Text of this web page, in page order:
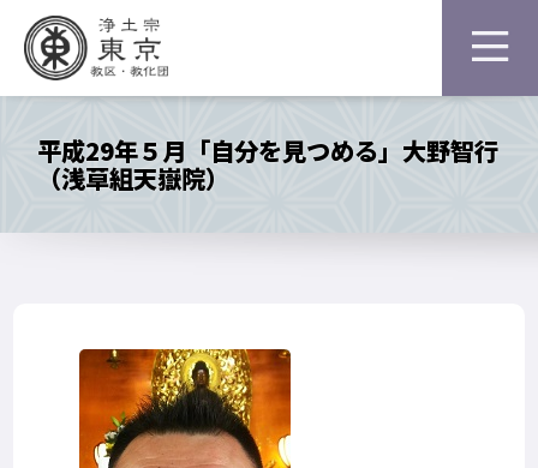
平成29年５月「自分を見つめる」大野智行
（浅草組天嶽院）